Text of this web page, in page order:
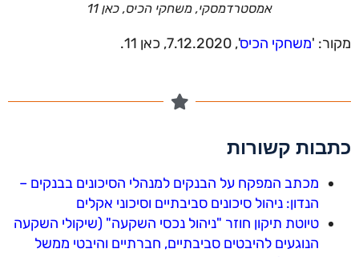
אמסטרדמסקי, משחקי הכיס, כאן 11
מקור: 'משחקי הכיס', 7.12.2020, כאן 11.
כתבות קשורות
מכתב המפקח על הבנקים למנהלי הסיכונים בבנקים –
הנדון: ניהול סיכונים סביבתיים וסיכוני אקלים
טיוטת תיקון חוזר "ניהול נכסי השקעה" (שיקולי השקעה
הנוגעים להיבטים סביבתיים, חברתיים והיבטי ממשל